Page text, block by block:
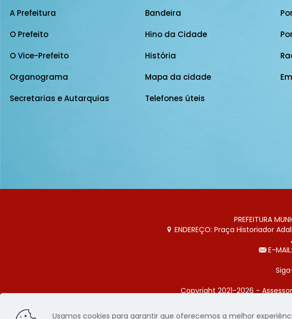
A Prefeitura
O Prefeito
O Vice-Prefeito
Organograma
Secretarias e Autarquias
Bandeira
Hino da Cidade
História
Mapa da cidade
Telefones úteis
PREFEITURA
ENDEREÇO: Praça Historiador
E-
Copyright 2021-2026 -
Página desenvolvida
Usamos cookies para garantir que oferecemos a melhor